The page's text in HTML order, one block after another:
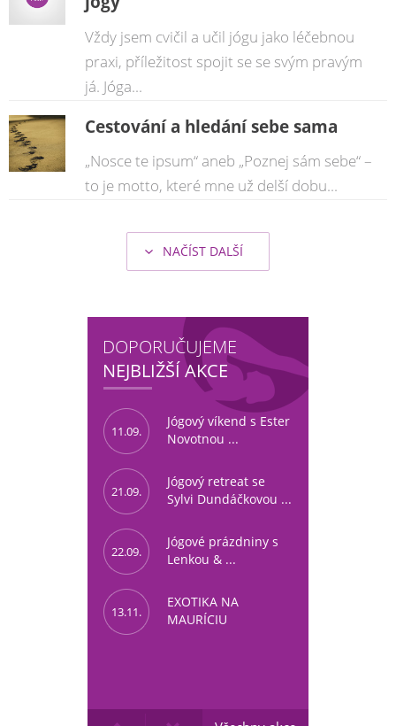
Vždy jsem cvičil a učil jógu jako léčebnou
praxi, příležitost spojit se se svým pravým
já. Jóga...
Cestování a hledání sebe sama
„Nosce te ipsum“ aneb „Poznej sám sebe“ –
to je motto, které mne už delší dobu...
NAČÍST DALŠÍ
DOPORUČUJEME
NEJBLIŽŠÍ AKCE
11.09.
Jógový víkend s Ester
Novotnou ...
21.09.
Jógový retreat se
Sylvi Dundáčkovou ...
22.09.
Jógové prázdniny s
Lenkou & ...
13.11.
EXOTIKA NA
MAURÍCIU